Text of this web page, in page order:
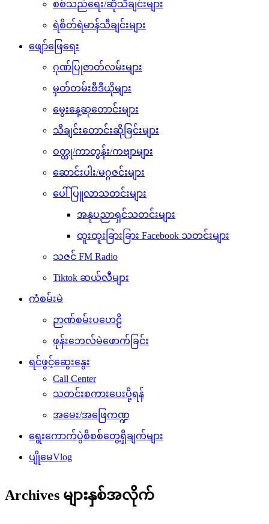
စစ်သည်ရေး/ဆိုသီချင်းများ
ရဲစိတ်ရဲမာန်သီချင်းများ
ဖျော်ဖြေရေး
ဂုဏ်ပြုဇာတ်လမ်းများ
မှတ်တမ်းဗီဒီယိုများ
မွေးနေ့ဆုတောင်းများ
သီချင်းတောင်းဆိုခြင်းများ
ဝတ္ထု/ကာတွန်း/ကဗျာများ
ဆောင်းပါး/မဂ္ဂဇင်းများ
ပေါ်ပြူလာသတင်းများ
အနုပညာရှင်သတင်းများ
ထူးထူးခြားခြား Facebook သတင်းများ
သဇင် FM Radio
Tiktok ဆယ်လီများ
ကံစမ်းမဲ
ဉာဏ်စမ်းပဟေဠိ
ဖုန်းဘေလ်မဲဖောက်ခြင်း
ရင်ဖွင့်ဆွေးနွေး
Call Center
သတင်းစကားပေးပို့ရန်
အမေး/အဖြေကဏ္ဍ
ရွေးကောက်ပွဲစိစစ်တွေ့ရှိချက်များ
ပျိုမေVlog
Archives များနှစ်အလိုက်